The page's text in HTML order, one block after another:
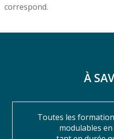
correspond.
À
Toutes les
modulables